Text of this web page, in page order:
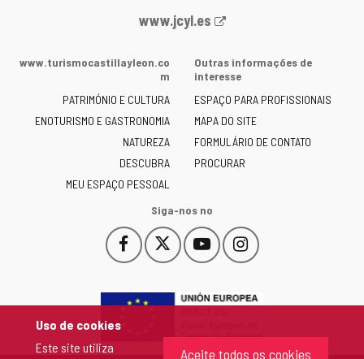
Uso de cookies
Este site utiliza
Aceite todos os cookies
Portal
Junta
Castilla
y
León
-
www.jcyl.es
www.turismocastillayleon.co
m
PATRIMÓNIO E CULTURA
ENOTURISMO E GASTRONOMIA
NATUREZA
DESCUBRA
MEU ESPAÇO PESSOAL
Outras informações de
interesse
ESPAÇO PARA PROFISSIONAIS
MAPA DO SITE
FORMULÁRIO DE CONTATO
PROCURAR
Siga-nos no
Facebook
Este
enlace
abrirá
Este
enlace
abrirá
ventana
YouTube
Este
enlace
abrirá
ventana
Instagram
Este
enlace
abrirá